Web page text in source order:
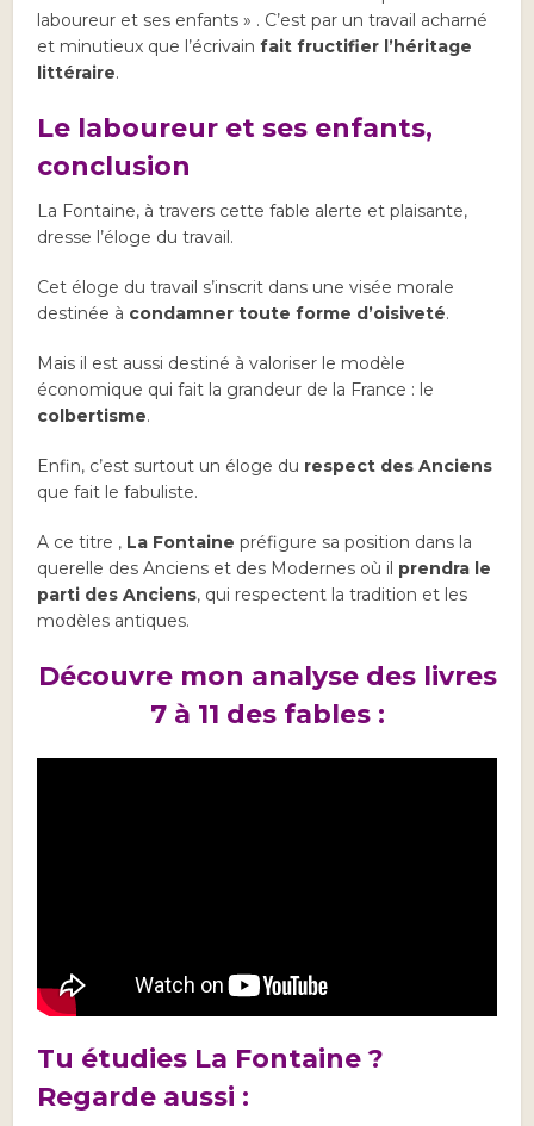
laboureur et ses enfants » . C’est par un travail acharné
et minutieux que l’écrivainfait fructifier l’héritage
littéraire.
Le laboureur et ses enfants,
conclusion
La Fontaine, à travers cette fable alerte et plaisante,
dresse l’éloge du travail.
Cet éloge du travail s’inscrit dans une visée morale
destinée à condamner toute forme d’oisiveté.
Mais il est aussi destiné à valoriser le modèle
économique qui fait la grandeur de la France : le
colbertisme.
Enfin, c’est surtout un éloge du respect des Anciens
que fait le fabuliste.
A ce titre , La Fontaine préfigure sa position dans la
querelle des Anciens et des Modernes où il prendra le
parti des Anciens, qui respectent la tradition et les
modèles antiques.
Découvre mon analyse des livres
7 à 11 des fables :
Tu étudies La Fontaine ?
Regarde aussi :